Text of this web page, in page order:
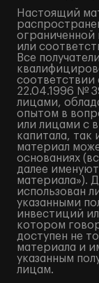
Настоящий
ограниченной
или
Все
соответствии
22.04.1996 №
лицами,
опытом в
или лицами с
капитала,
материал
основаниях
далее
материала»).
использован
указанными
инвестиций
котором
доступен не
материала и
указанным
лицам.